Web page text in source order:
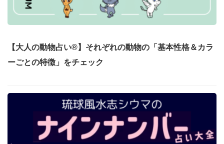
【大人の動物占い®】それぞれの動物の「基本性格＆カラ
ーごとの特徴」をチェック